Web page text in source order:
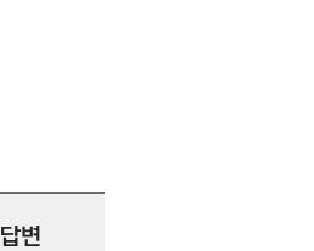
답변